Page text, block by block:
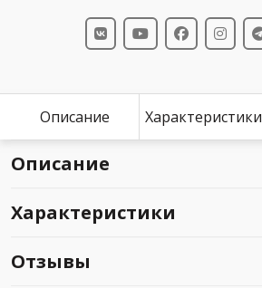
Описание Характеристики
Описание
Характеристики
Отзывы